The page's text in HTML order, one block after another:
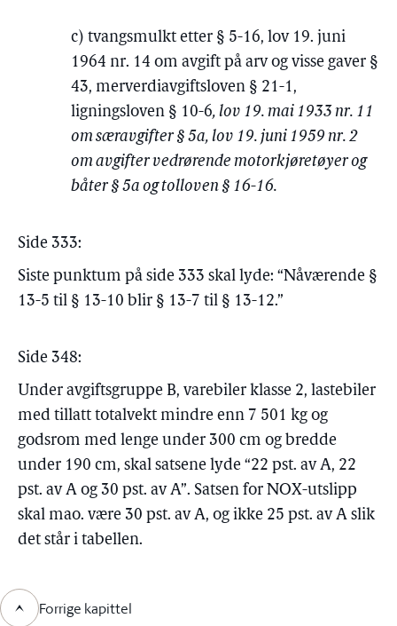
c) tvangsmulkt etter § 5-16, lov 19. juni
1964 nr. 14 om avgift på arv og visse gaver §
43, merverdiavgiftsloven § 21-1,
ligningsloven § 10-6, lov 19. mai 1933 nr. 11
om særavgifter § 5a, lov 19. juni 1959 nr. 2
om avgifter vedrørende motorkjøretøyer og
båter § 5a og tolloven § 16-16.
Side 333:
Siste punktum på side 333 skal lyde: “Nåværende §
13-5 til § 13-10 blir § 13-7 til § 13-12.”
Side 348:
Under avgiftsgruppe B, varebiler klasse 2, lastebiler
med tillatt totalvekt mindre enn 7 501 kg og
godsrom med lenge under 300 cm og bredde
under 190 cm, skal satsene lyde “22 pst. av A, 22
pst. av A og 30 pst. av A”. Satsen for NOX-utslipp
skal mao. være 30 pst. av A, og ikke 25 pst. av A slik
det står i tabellen.
Forrige kapittel